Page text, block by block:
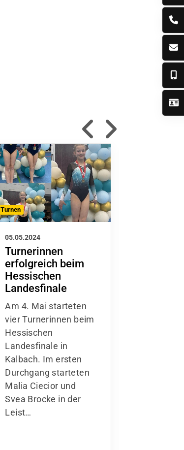
Turnen
05.05.2024
Turnerinnen
erfolgreich beim
Hessischen
Landesfinale
Am 4. Mai starteten
vier Turnerinnen beim
Hessischen
Landesfinale in
Kalbach. Im ersten
Durchgang starteten
Malia Ciecior und
Svea Brocke in der
Leist…